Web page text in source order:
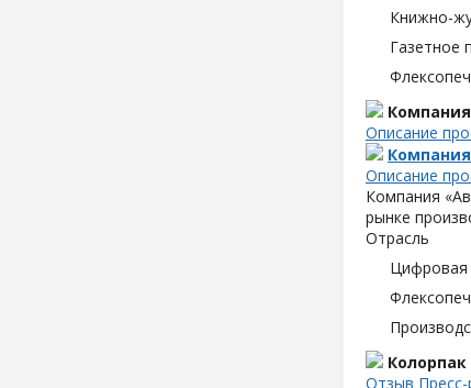
Книжно-
Газетное
Описание
Описание
Компания
рынке
Отрасль
Цифровая
Колорпак
Отзыв